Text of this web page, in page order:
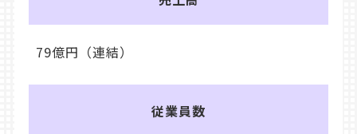
79億円（連結）
従業員数